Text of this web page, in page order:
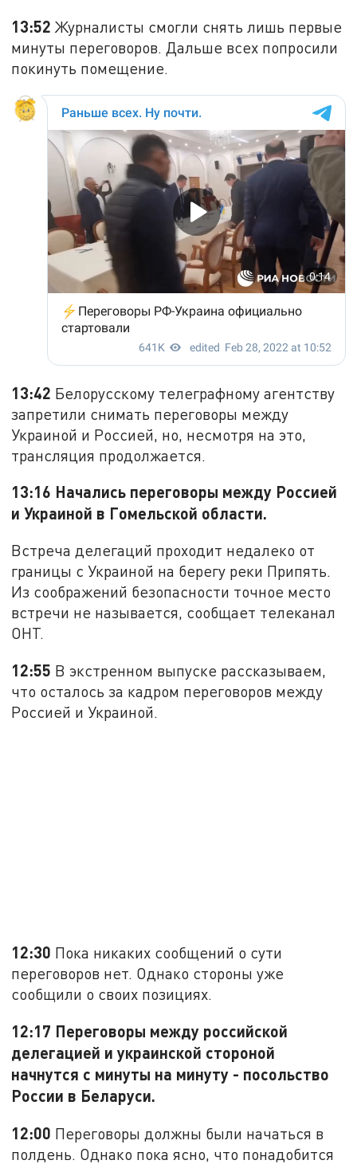
13:52 Журналисты смогли снять лишь первые
минуты переговоров. Дальше всех попросили
покинуть помещение.
13:42 Белорусскому телеграфному агентству
запретили снимать переговоры между
Украиной и Россией, но, несмотря на это,
трансляция продолжается.
13:16 Начались переговоры между Россией
и Украиной в Гомельской области.
Встреча делегаций проходит недалеко от
границы с Украиной на берегу реки Припять.
Из соображений безопасности точное место
встречи не называется, сообщает телеканал
ОНТ.
12:55 В экстренном выпуске рассказываем,
что осталось за кадром переговоров между
Россией и Украиной.
12:30 Пока никаких сообщений о сути
переговоров нет. Однако стороны уже
сообщили о своих позициях.
12:17 Переговоры между российской
делегацией и украинской стороной
начнутся с минуты на минуту - посольство
России в Беларуси.
12:00 Переговоры должны были начаться в
полдень. Однако пока ясно, что понадобится